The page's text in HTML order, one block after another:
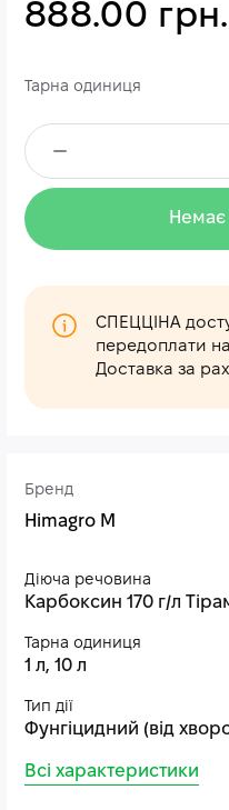
Бренд
Himagro M
Діюча речовина
Карбоксин 170 г/л
Тарна одиниця
1 л, 10 л
Тип дії
Фунгіцидний (від
Всі характеристики
888.00 грн.
Тарна одиниця
Немає
СПЕЦЦІНА
передоплати
Доставка за